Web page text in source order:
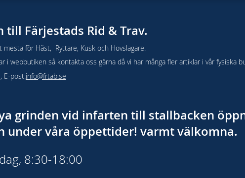
till Färjestads Rid & Trav.
för Häst, Ryttare, Kusk och Hovslagare.
i webbutiken så kontakta oss gärna då vi har många fler artiklar i vår fysiska
E-post:info@frtab.se
grinden vid infarten till stallbacken
under våra öppettider! varmt välkomna.
8:30-18:00